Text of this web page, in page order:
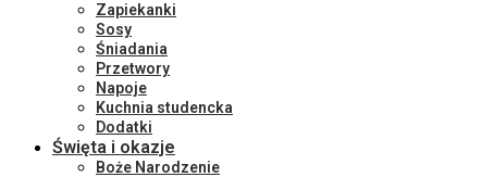
Zapiekanki
Sosy
Śniadania
Przetwory
Napoje
Kuchnia studencka
Dodatki
Święta i okazje
Boże Narodzenie